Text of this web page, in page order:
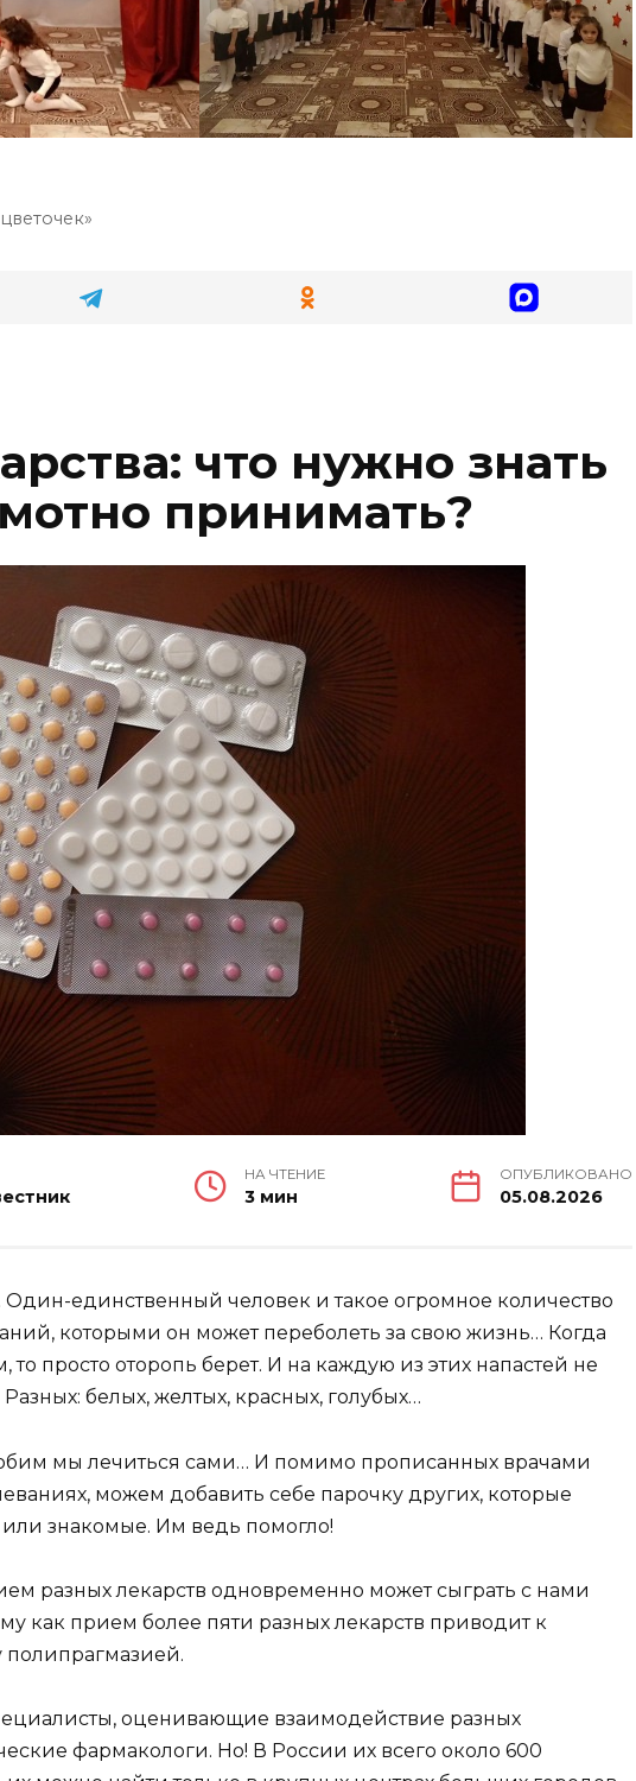
что нужно знать
принимать?
НА ЧТЕНИЕ
3 мин
ОПУБЛИКОВАНО
05.08.2026
Один-единственный человек и такое огромное количество
которыми он может переболеть за свою жизнь… Когда
то просто оторопь берет. И на каждую из этих напастей не
белых, желтых, красных, голубых…
мы лечиться сами… И помимо прописанных врачами
можем добавить себе парочку других, которые
знакомые. Им ведь помогло!
разных лекарств одновременно может сыграть с нами
как прием более пяти разных лекарств приводит к
оценивающие взаимодействие разных
фармакологи. Но! В России их всего около 600